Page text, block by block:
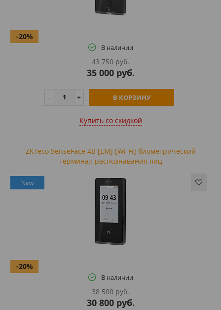
-20%
В наличии
43 750 руб.
35 000 руб.
В КОРЗИНУ
Купить cо скидкой
ZKTeco SenseFace 4B [EM] [Wi-Fi] биометрический
терминал распознавания лиц
New
-20%
В наличии
38 500 руб.
30 800 руб.